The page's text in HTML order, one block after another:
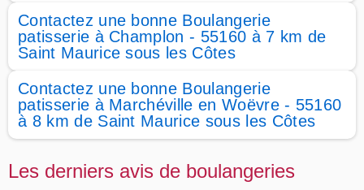
Contactez une bonne Boulangerie
patisserie à Champlon - 55160 à 7 km de
Saint Maurice sous les Côtes
Contactez une bonne Boulangerie
patisserie à Marchéville en Woëvre - 55160
à 8 km de Saint Maurice sous les Côtes
Les derniers avis de boulangeries